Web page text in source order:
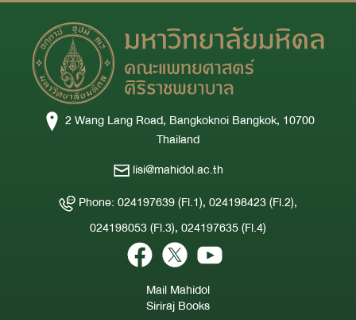
2 Wang Lang Road, Bangkoknoi Bangkok, 10700
Thailand
lisi@mahidol.ac.th
Phone: 024197639 (Fl.1), 024198423 (Fl.2),
024198053 (Fl.3), 024197635 (Fl.4)
Mail Mahidol
Siriraj Books